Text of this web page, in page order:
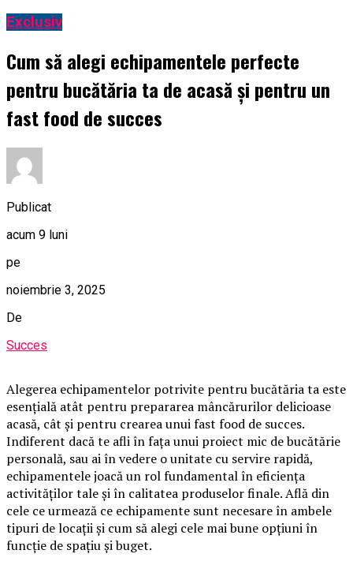
Exclusiv
Cum să alegi echipamentele perfecte
pentru bucătăria ta de acasă și pentru un
fast food de succes
Publicat
acum 9 luni
pe
noiembrie 3, 2025
De
Succes
Alegerea echipamentelor potrivite pentru bucătăria ta este
esențială atât pentru prepararea mâncărurilor delicioase
acasă, cât și pentru crearea unui fast food de succes.
Indiferent dacă te afli în fața unui proiect mic de bucătărie
personală, sau ai în vedere o unitate cu servire rapidă,
echipamentele joacă un rol fundamental în eficiența
activităților tale și în calitatea produselor finale. Află din
cele ce urmează ce echipamente sunt necesare în ambele
tipuri de locații și cum să alegi cele mai bune opțiuni în
funcție de spațiu și buget.